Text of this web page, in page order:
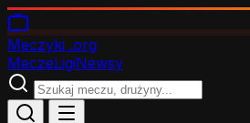
Meczyki .org
MeczeLigiNewsy